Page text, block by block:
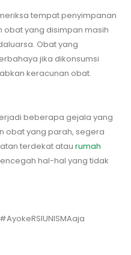
tempat penyimpanan
obat yang disimpan masih
Obat yang
jika dikonsumsi
keracunan obat.
beberapa gejala yang
obat yang parah, segera
terdekat atau rumah
hal-hal yang tidak